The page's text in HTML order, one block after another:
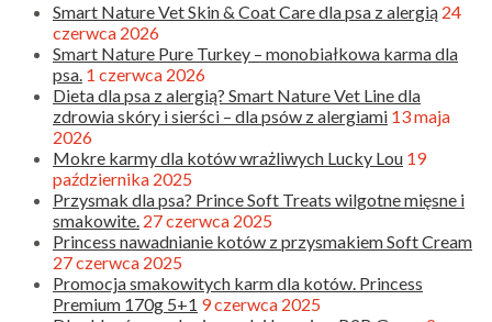
Smart Nature Vet Skin & Coat Care dla psa z alergią 24
czerwca 2026
Smart Nature Pure Turkey – monobiałkowa karma dla
psa. 1 czerwca 2026
Dieta dla psa z alergią? Smart Nature Vet Line dla
zdrowia skóry i sierści – dla psów z alergiami 13 maja
2026
Mokre karmy dla kotów wrażliwych Lucky Lou 19
października 2025
Przysmak dla psa? Prince Soft Treats wilgotne mięsne i
smakowite. 27 czerwca 2025
Princess nawadnianie kotów z przysmakiem Soft Cream
27 czerwca 2025
Promocja smakowitych karm dla kotów. Princess
Premium 170g 5+1 9 czerwca 2025